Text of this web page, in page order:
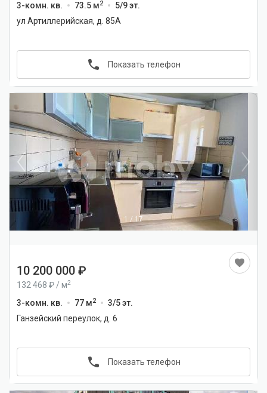
3-комн. кв. 73.5 м2
5/9 эт.
ул Артиллерийская, д. 85А
Показать телефон
1 / 17
10 200 000
132 468 / м2
3-комн. кв. 77 м2
3/5 эт.
Ганзейский переулок, д. 6
Показать телефон